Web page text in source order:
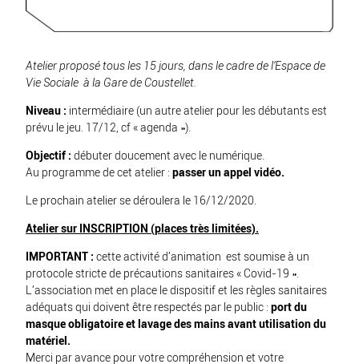
Atelier proposé tous les 15 jours, dans le cadre de l’Espace de
Vie Sociale à la Gare de Coustellet.
Niveau : intermédiaire (un autre atelier pour les débutants est
prévu le jeu. 17/12, cf « agenda »).
Objectif : débuter doucement avec le numérique.
Au programme de cet atelier : passer un appel vidéo.
Le prochain atelier se déroulera le 16/12/2020.
Atelier sur INSCRIPTION (places très limitées).
IMPORTANT : cette activité d’animation est soumise à un
protocole stricte de précautions sanitaires « Covid-19 ».
L’association met en place le dispositif et les règles sanitaires
adéquats qui doivent être respectés par le public : port du
masque obligatoire et lavage des mains avant utilisation du
matériel.
Merci par avance pour votre compréhension et votre